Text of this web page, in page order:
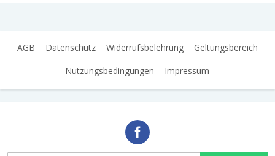
AGB Datenschutz Widerrufsbelehrung
Geltungsbereich
Nutzungsbedingungen
Impressum